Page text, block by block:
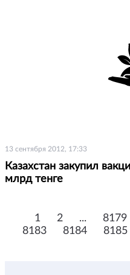
13 сентября 2012, 17:33
Казахстан закупил
млрд тенге
1 2 ... 8179
8183 8184 8185